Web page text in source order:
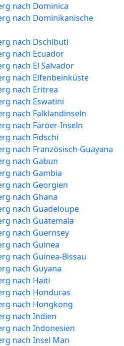
nach Dominica
nach Dominikanische
nach Dschibuti
nach Ecuador
nach El Salvador
nach Elfenbeinküste
nach Eritrea
nach Eswatini
nach Falklandinseln
nach Färöer-Inseln
nach Fidschi
nach Französisch-Guayana
nach Gabun
nach Gambia
nach Georgien
nach Ghana
nach Guadeloupe
nach Guatemala
nach Guernsey
nach Guinea
nach Guinea-Bissau
nach Guyana
nach Haiti
nach Honduras
nach Hongkong
nach Indien
nach Indonesien
nach Insel Man